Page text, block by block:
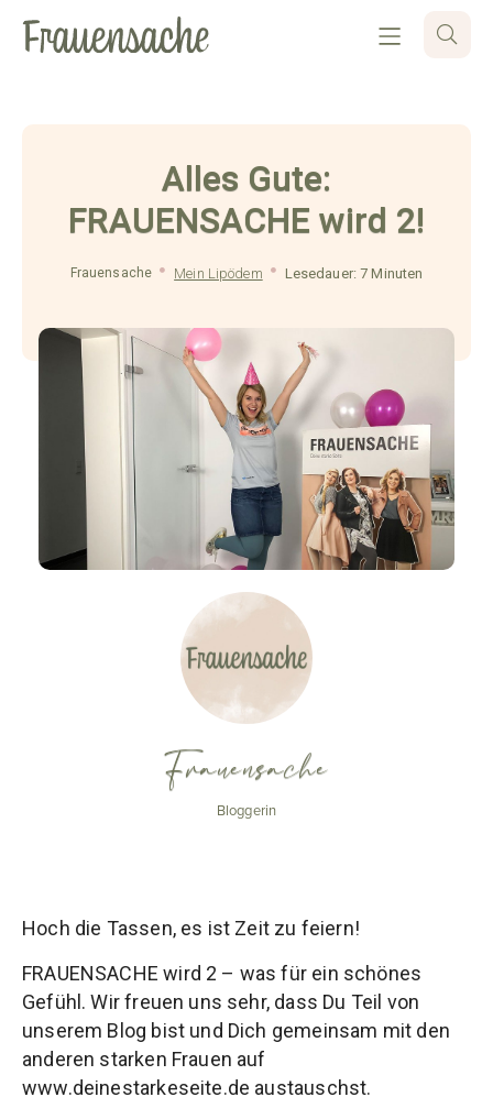
Alles Gute:
FRAUENSACHE wird 2!
Frauensache Mein Lipödem Lesedauer: 7 Minuten
Frauensache
Bloggerin
Hoch die Tassen, es ist Zeit zu feiern!
FRAUENSACHE wird 2 – was für ein schönes
Gefühl. Wir freuen uns sehr, dass Du Teil von
unserem Blog bist und Dich gemeinsam mit den
anderen starken Frauen auf
www.deinestarkeseite.de austauschst.